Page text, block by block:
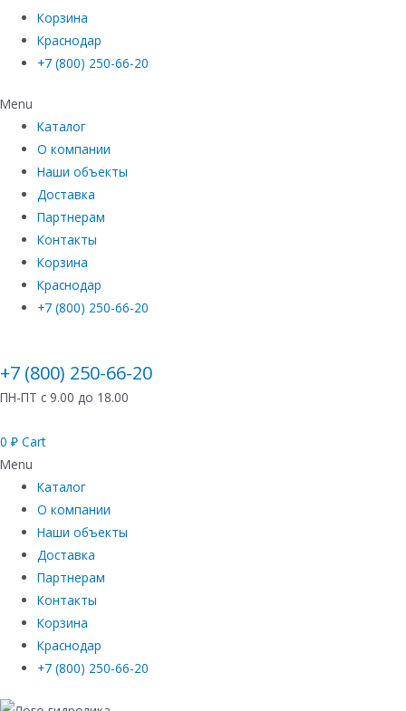
Корзина
Краснодар
+7 (800) 250-66-20
Menu
Каталог
О компании
Наши объекты
Доставка
Партнерам
Контакты
Корзина
Краснодар
+7 (800) 250-66-20
+7 (800) 250-66-20
ПН-ПТ с 9.00 до 18.00
0 ₽ Cart
Menu
Каталог
О компании
Наши объекты
Доставка
Партнерам
Контакты
Корзина
Краснодар
+7 (800) 250-66-20